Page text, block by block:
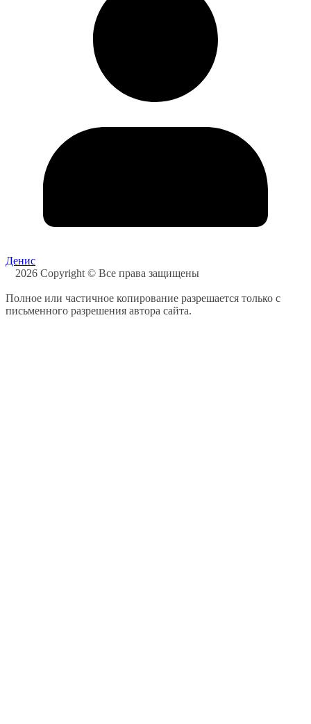
Денис
2026 Copyright © Все права защищены
Полное или частичное копирование разрешается только с
письменного разрешения автора сайта.